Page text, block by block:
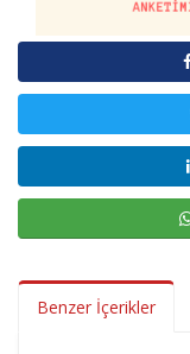
Benzer İçerikler